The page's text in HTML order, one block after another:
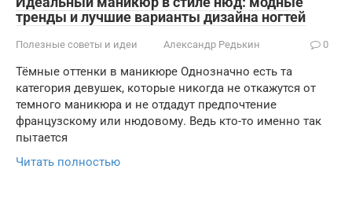
тренды и лучшие варианты дизайна ногтей
Полезные советы и идеи Александр Редькин 0
Тёмные оттенки в маникюре Однозначно есть та
категория девушек, которые никогда не откажутся от
темного маникюра и не отдадут предпочтение
французскому или нюдовому. Ведь кто-то именно так
пытается
Читать полностью